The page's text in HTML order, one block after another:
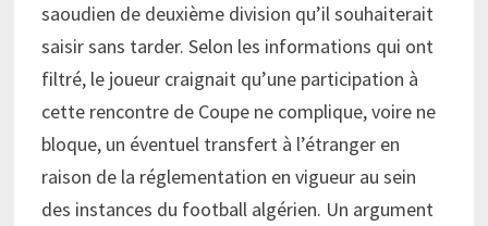
saoudien de deuxième division qu’il souhaiterait
saisir sans tarder. Selon les informations qui ont
filtré, le joueur craignait qu’une participation à
cette rencontre de Coupe ne complique, voire ne
bloque, un éventuel transfert à l’étranger en
raison de la réglementation en vigueur au sein
des instances du football algérien. Un argument